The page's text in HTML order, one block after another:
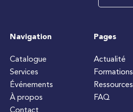
Navigation
Catalogue
Services
Événements
À propos
Pages
Actualité
Formations
Ressources
FAQ